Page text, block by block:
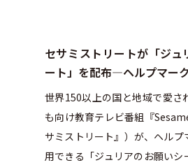
セサミストリートが「ジュ
ート」を配布—ヘルプマー
世界150以上の国と地域で愛さ
も向け教育テレビ番組『
サミストリート』）が、ヘルプ
用できる「ジュリアのお願いシ